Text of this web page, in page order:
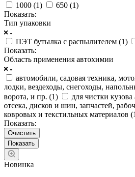
1000 (1) 650 (1)
Показать:
Тип упаковки
ПЭТ бутылка с распылителем (1)
Показать:
Область применения автохимии
автомобили, садовая техника,
лодки, вездеходы, снегоходы,
ворота, и пр. (1)
для чистки
отсека, дисков и шин, запчастей,
ковровых и текстильных материалов (1
Показать:
Очистить
Новинка